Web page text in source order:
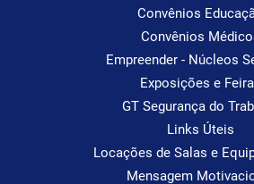
Convênios
Convênios
Empreender - Núcleos
Exposições e
GT Segurança do
Links Úteis
Locações de Salas e
Mensagem